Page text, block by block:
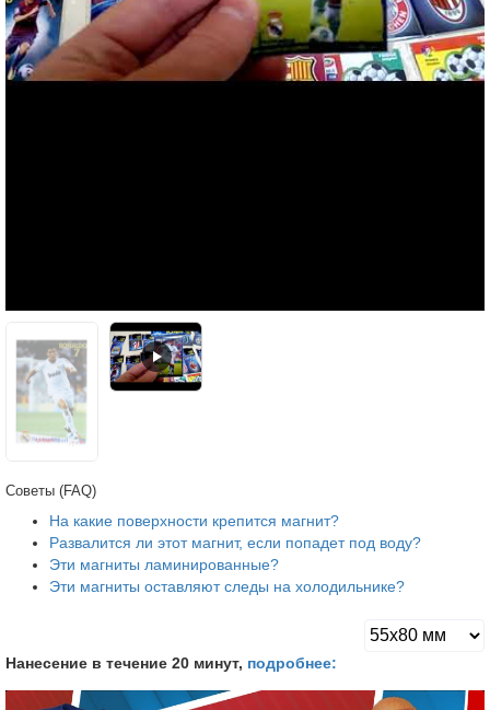
Советы (FAQ)
На какие поверхности крепится магнит?
Развалится ли этот магнит, если попадет под воду?
Эти магниты ламинированные?
Эти магниты оставляют следы на холодильнике?
Нанесение в течение 20 минут, подробнее: